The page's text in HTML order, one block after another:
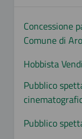
Concessione
Comune di
Hobbista
Pubblico
Pubblico